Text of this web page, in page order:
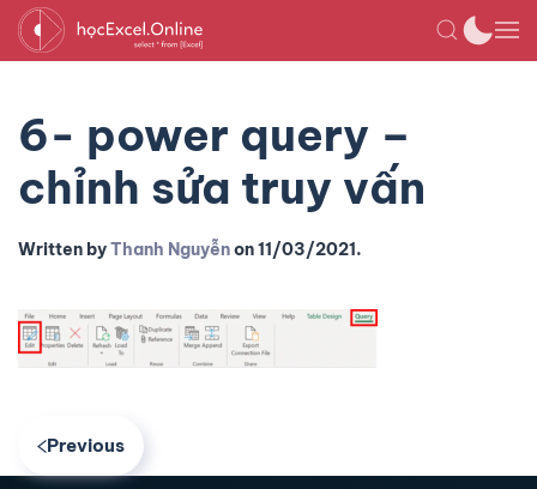
6- power query –
chỉnh sửa truy vấn
Written byThanh Nguyễnon11/03/2021.
Previous